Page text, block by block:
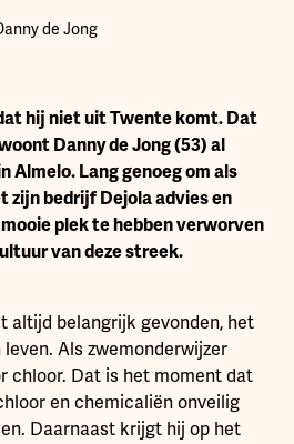
de Jong
hij niet uit Twente komt. Dat
Danny de Jong (53) al
Almelo. Lang genoeg om als
zijn bedrijf Dejola advies en
plek te hebben verworven
van deze streek.
altijd belangrijk gevonden, het
Als zwemonderwijzer
chloor. Dat is het moment dat
en chemicaliën onveilig
Daarnaast krijgt hij op het